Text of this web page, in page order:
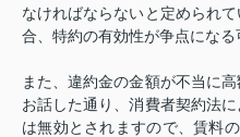
なければならないと定められ
合、特約の有効性が争点になる
また、違約金の金額が不当に
お話した通り、消費者契約法
は無効とされますので、賃料